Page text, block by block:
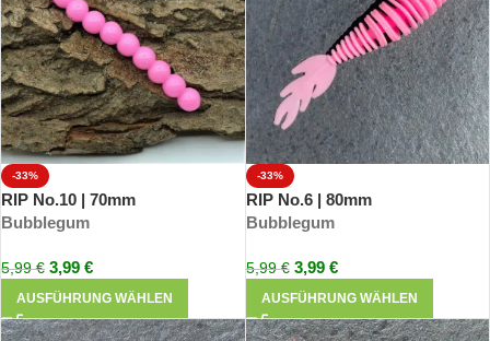
-33%
RIP No.10 | 70mm
Bubblegum
5,99€ 3,99 €
AUSFÜHRUNG WÄHLEN
-33%
RIP No.6 | 80mm
Bubblegum
5,99€ 3,99 €
AUSFÜHRUNG WÄHLEN